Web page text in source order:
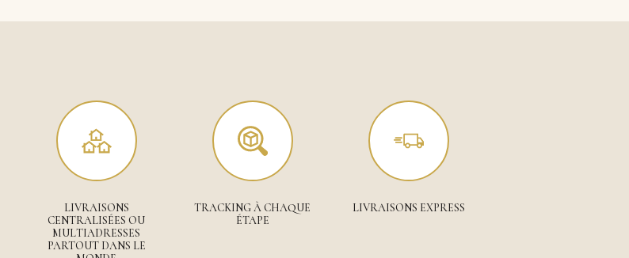
LIVRAISONS
CENTRALISÉES OU
MULTIADRESSES
PARTOUT DANS LE
TRACKING À CHAQUE
ÉTAPE
LIVRAISONS EXPRESS